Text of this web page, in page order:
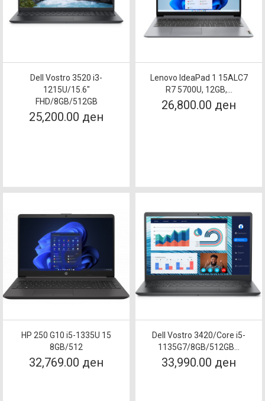
Dell Vostro 3520 i3-
1215U/15.6"
FHD/8GB/512GB
25,200.00 ден
Lenovo IdeaPad 1 15ALC7
R7 5700U, 12GB,...
26,800.00 ден
HP 250 G10 i5-1335U 15
8GB/512
32,769.00 ден
Dell Vostro 3420/Core i5-
1135G7/8GB/512GB...
33,990.00 ден